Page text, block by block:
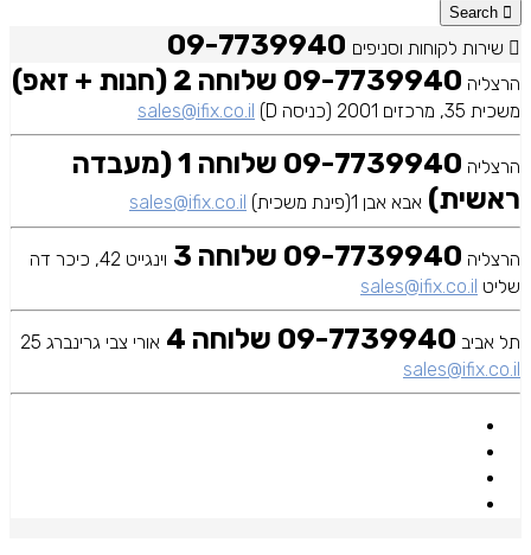
Search
שירות לקוחות וסניפים
הרצליה 09-7739940 שלוחה 2 (חנות + זאפ)
משכית 35, מרכזים 2001 (כניסה D) sales@ifix.co.il
הרצליה
09-7739940 שלוחה 1 (מעבדה
ראשית) אבא אבן 1(פינת משכית) sales@ifix.co.il
הרצליה 09-7739940 שלוחה 3
וינגייט 42, כיכר דה
שליט sales@ifix.co.il
תל אביב 09-7739940 שלוחה 4
אורי צבי גרינברג 25
sales@ifix.co.il